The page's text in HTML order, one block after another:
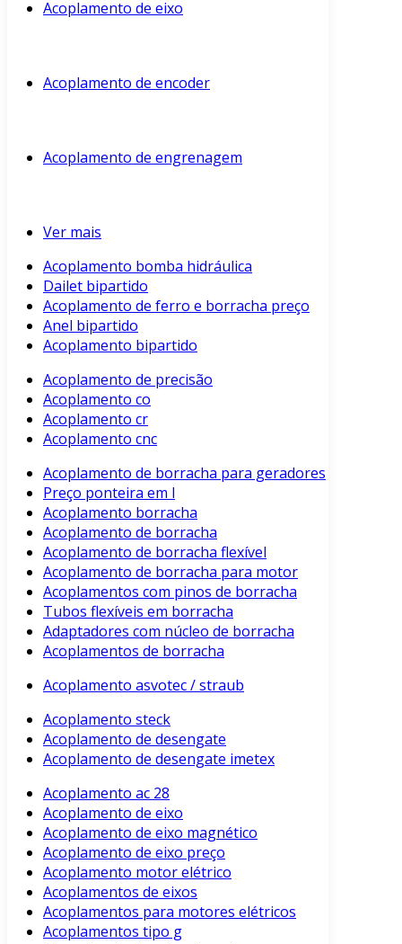
Acoplamento de eixo
Acoplamento de encoder
Acoplamento de engrenagem
Ver mais
Acoplamento bomba hidráulica
Dailet bipartido
Acoplamento de ferro e borracha preço
Anel bipartido
Acoplamento bipartido
Acoplamento de precisão
Acoplamento co
Acoplamento cr
Acoplamento cnc
Acoplamento de borracha para geradores
Preço ponteira em l
Acoplamento borracha
Acoplamento de borracha
Acoplamento de borracha flexível
Acoplamento de borracha para motor
Acoplamentos com pinos de borracha
Tubos flexíveis em borracha
Adaptadores com núcleo de borracha
Acoplamentos de borracha
Acoplamento asvotec / straub
Acoplamento steck
Acoplamento de desengate
Acoplamento de desengate imetex
Acoplamento ac 28
Acoplamento de eixo
Acoplamento de eixo magnético
Acoplamento de eixo preço
Acoplamento motor elétrico
Acoplamentos de eixos
Acoplamentos para motores elétricos
Acoplamentos tipo g